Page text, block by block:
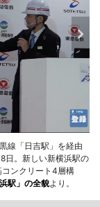
線「日吉駅」を経由
日。新しい新横浜駅の
ンクリート4層構
駅」の全貌より。